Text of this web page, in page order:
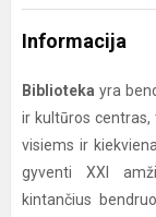
Informacija
Biblioteka yra
ir kultūros
visiems ir
gyventi XXI
kintančius